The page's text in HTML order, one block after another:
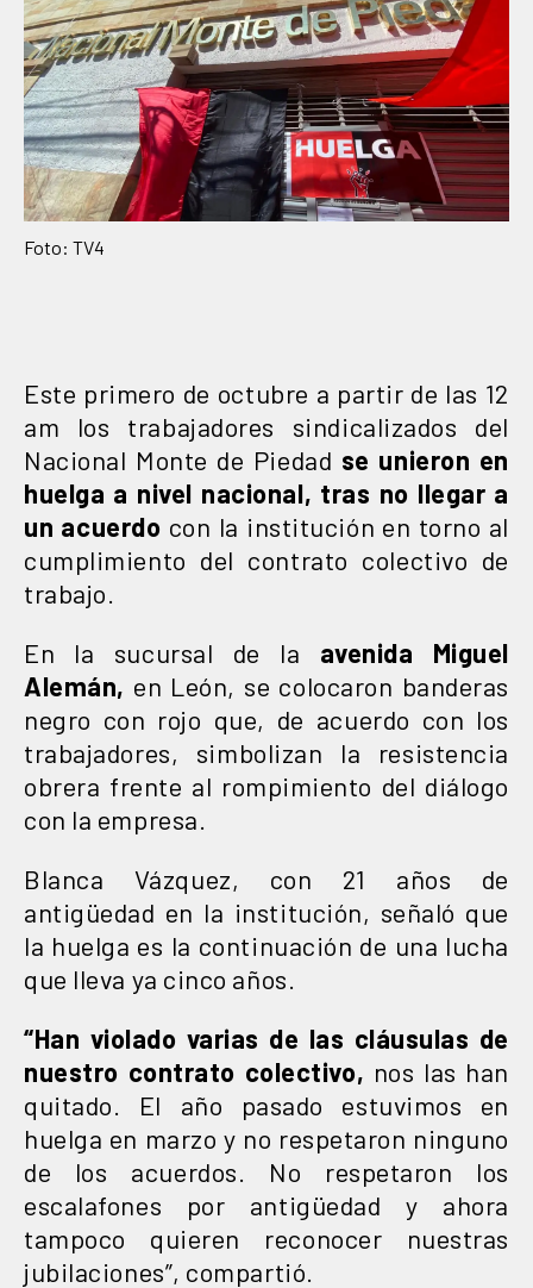
Foto: TV4
Este primero de octubre a partir de las 12
am los trabajadores sindicalizados del
Nacional Monte de Piedad se unieron en
huelga a nivel nacional, tras no llegar a
un acuerdo con la institución en torno al
cumplimiento del contrato colectivo de
trabajo.
En la sucursal de la avenida Miguel
Alemán, en León, se colocaron banderas
negro con rojo que, de acuerdo con los
trabajadores, simbolizan la resistencia
obrera frente al rompimiento del diálogo
con la empresa.
Blanca Vázquez, con 21 años de
antigüedad en la institución, señaló que
la huelga es la continuación de una lucha
que lleva ya cinco años.
“Han violado varias de las cláusulas de
nuestro contrato colectivo, nos las han
quitado. El año pasado estuvimos en
huelga en marzo y no respetaron ninguno
de los acuerdos. No respetaron los
escalafones por antigüedad y ahora
tampoco quieren reconocer nuestras
jubilaciones”, compartió.